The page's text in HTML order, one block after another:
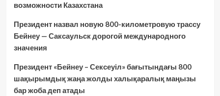
возможности Казахстана
Президент назвал новую 800-километровую трассу
Бейнеу — Саксаульск дорогой международного
значения
Президент «Бейнеу – Сексеуіл» бағытындағы 800
шақырымдық жаңа жолды халықаралық маңызы
бар жоба деп атады